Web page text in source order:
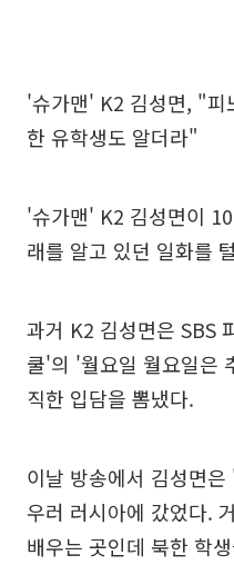
'슈가맨' K2 김성면, "피
한 유학생도 알더라"
'슈가맨' K2 김성면이
래를 알고 있던 일화를
과거 K2 김성면은 SBS
쿨'의 '월요일 월요일은
직한 입담을 뽐냈다.
이날 방송에서 김성면
우러 러시아에 갔었다.
배우는 곳인데 북한 학